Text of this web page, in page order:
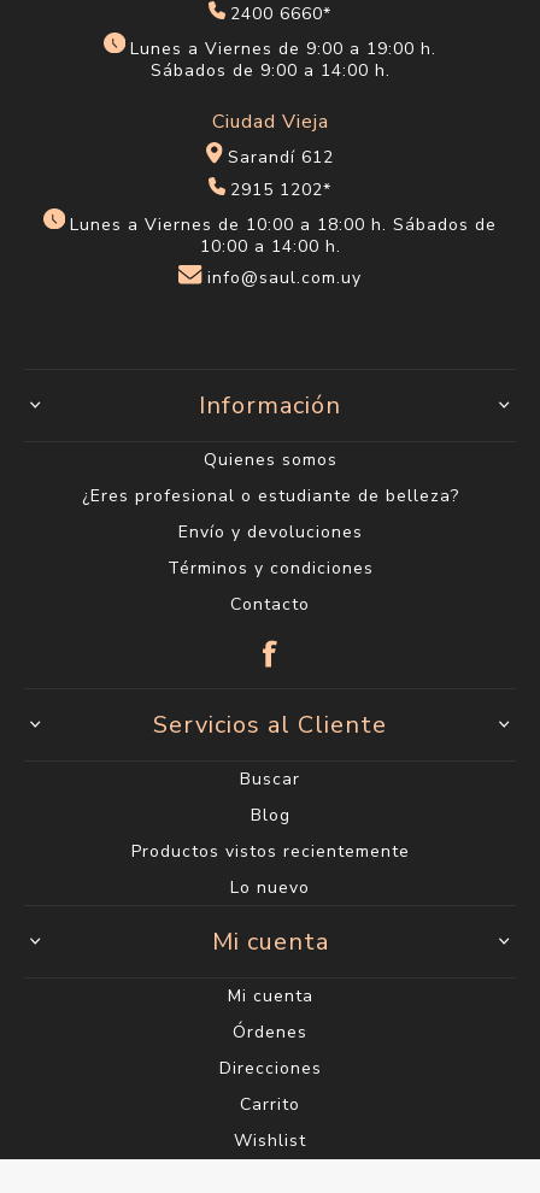
2400 6660*
Lunes a Viernes de 9:00 a 19:00 h.
Sábados de 9:00 a 14:00 h.
Ciudad Vieja
Sarandí 612
2915 1202*
Lunes a Viernes de 10:00 a 18:00 h. Sábados de
10:00 a 14:00 h.
info@saul.com.uy
Información
Quienes somos
¿Eres profesional o estudiante de belleza?
Envío y devoluciones
Términos y condiciones
Contacto
Servicios al Cliente
Buscar
Blog
Productos vistos recientemente
Lo nuevo
Mi cuenta
Mi cuenta
Órdenes
Direcciones
Carrito
Wishlist